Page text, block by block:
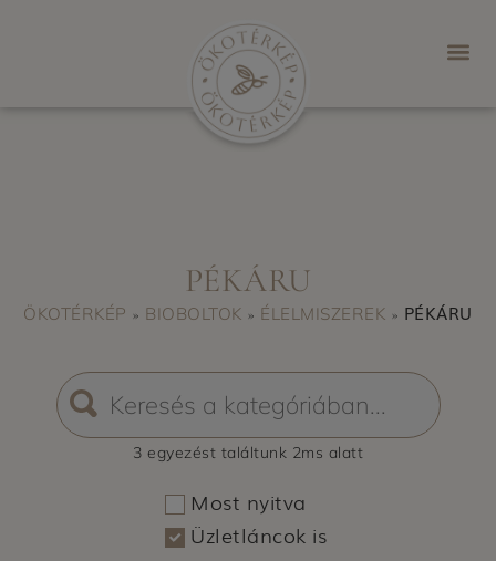
PÉKÁRU
ÖKOTÉRKÉP » BIOBOLTOK » ÉLELMISZEREK » PÉKÁRU
3 egyezést találtunk 2ms alatt
Most nyitva
Üzletláncok is